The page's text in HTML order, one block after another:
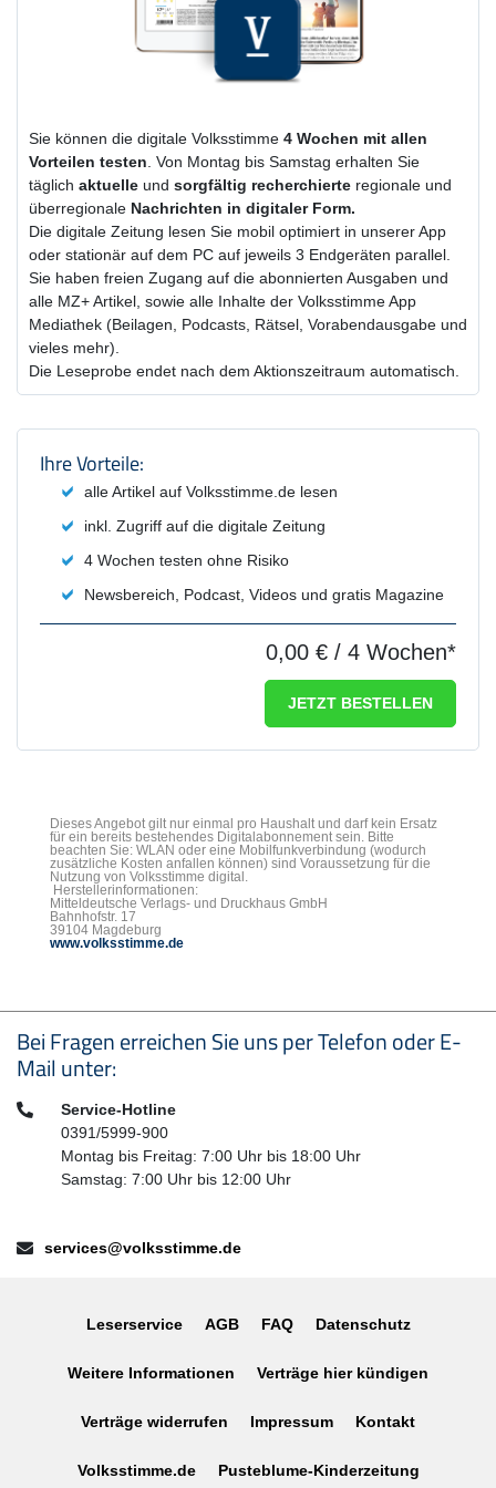
Sie können die digitale Volksstimme 4 Wochen mit allen
Vorteilen testen . Von Montag bis Samstag erhalten Sie
täglich aktuelle und sorgfältig recherchierte regionale und
überregionale Nachrichten in digitaler Form.
Die digitale Zeitung lesen Sie mobil optimiert in unserer App
oder stationär auf dem PC auf jeweils 3 Endgeräten parallel.
Sie haben freien Zugang auf die abonnierten Ausgaben und
alle MZ+ Artikel, sowie alle Inhalte der Volksstimme App
Mediathek (Beilagen, Podcasts, Rätsel, Vorabendausgabe und
vieles mehr).
Die Leseprobe endet nach dem Aktionszeitraum automatisch.
Produktzusammenfassung und
Ihre Vorteile:
alle Artikel auf Volksstimme.de lesen
inkl. Zugriff auf die digitale Zeitung
4 Wochen testen ohne Risiko
Newsbereich, Podcast, Videos und gratis Magazine
0,00 € / 4 Wochen*
JETZT BESTELLEN
Dieses Angebot gilt nur einmal pro Haushalt und darf kein Ersatz
für ein bereits bestehendes Digitalabonnement sein. Bitte
beachten Sie: WLAN oder eine Mobilfunkverbindung (wodurch
zusätzliche Kosten anfallen können) sind Voraussetzung für die
Nutzung von Volksstimme digital.
Herstellerinformationen:
Mitteldeutsche Verlags- und Druckhaus GmbH
Bahnhofstr. 17
39104 Magdeburg
www.volksstimme.de
Seitenfußbereich
Bei Fragen erreichen Sie uns per Telefon oder E-
Mail unter:
Telefon:Service-Hotline
0391/5999-900
Montag bis Freitag: 7:00 Uhr bis 18:00 Uhr
Samstag: 7:00 Uhr bis 12:00 Uhr
E-Mail:services@volksstimme.de
Leserservice AGB FAQ Datenschutz
Weitere Informationen Verträge hier kündigen
Verträge widerrufen Impressum Kontakt
Volksstimme.de Pusteblume-Kinderzeitung